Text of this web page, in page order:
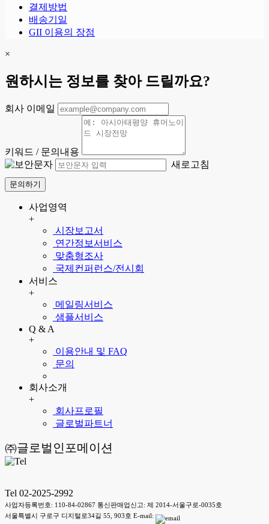
결제방법
배송기일
GII 이용의 장점
×
원하시는 정보를 찾아 드릴까요?
회사 이메일
키워드 / 문의내용
새로고침
문의하기
사업영역
+
시장보고서
연간정보서비스
맞춤형조사
국제컨퍼런스/전시회
서비스
+
메일링서비스
샘플서비스
Q & A
+
이용안내 및 FAQ
문의
회사소개
+
회사프로필
글로벌파트너
㈜글로벌인포메이션
Tel 02-2025-2992
사업자등록번호: 110-84-02867 통신판매업신고: 제 2014-서울구로-0035호
서울특별시 구로구 디지털로34길 55, 903호 E-mail: